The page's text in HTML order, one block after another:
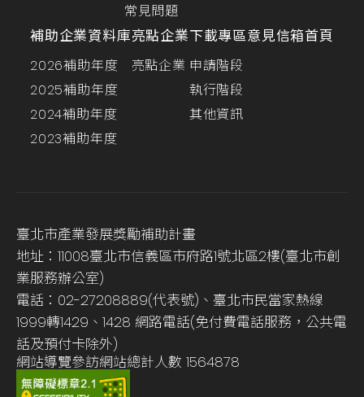
常見問題
補助企業資料庫
2026補助年度
2025補助年度
2024補助年度
2023補助年度
亮點企業
亮點企業
下載專區
申請階段
執行階段
其他資訊
意見信箱首頁
臺北市產業發展獎勵補助計畫
地址：11008臺北市信義區市府路1號北區2樓(臺北市創
業服務辦公室)
電話：02-27208889(代表號)、臺北市民當家熱線
1999轉1429、1428 網路電話(免付費電話服務，公共電
話及預付卡除外)
網站導覽參訪網站總計人數 1564878